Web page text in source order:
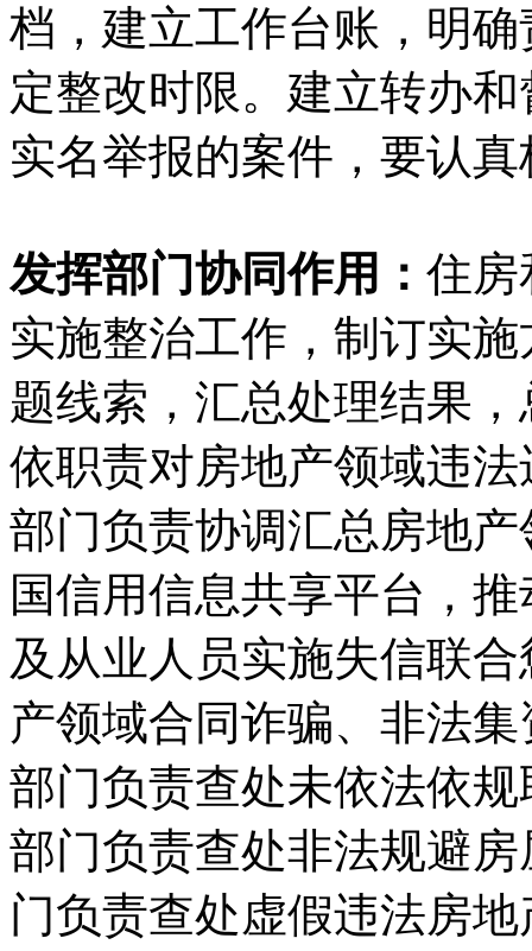
档，建立工作台账，明
定整改时限。建立转办
实名举报的案件，要认
发挥部门协同作用： 住房
实施整治工作，制订实
题线索，汇总处理结果
依职责对房地产领域违
部门负责协调汇总房地
国信用信息共享平台，
及从业人员实施失信联
产领域合同诈骗、非法
部门负责查处未依法依
部门负责查处非法规避
门负责查处虚假违法房